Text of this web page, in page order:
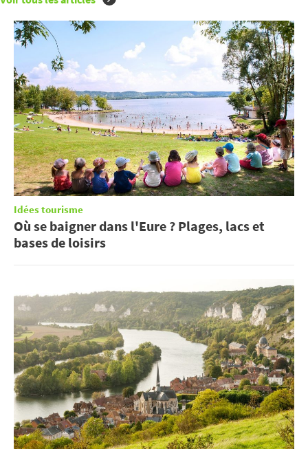
Idées tourisme
Où se baigner dans l'Eure ? Plages, lacs et
bases de loisirs